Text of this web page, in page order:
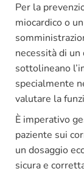
Per la
miocardico o
necessità di un
sottolineano
specialmente
valutare la
È imperativo
paziente sui
un dosaggio
sicura e